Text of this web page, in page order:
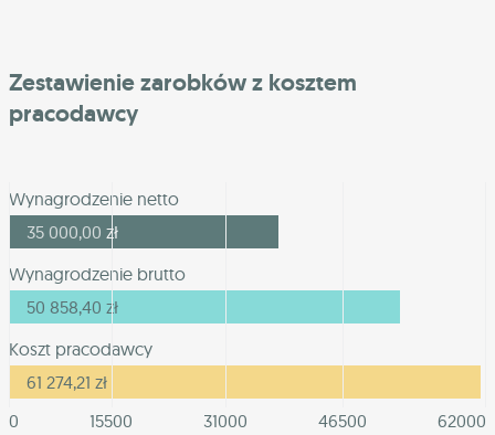
Zestawienie zarobków z kosztem
pracodawcy
Wynagrodzenie netto
35 000,00 zł
Wynagrodzenie brutto
50 858,40 zł
Koszt pracodawcy
61 274,21 zł
0
15500 31000 46500 62000